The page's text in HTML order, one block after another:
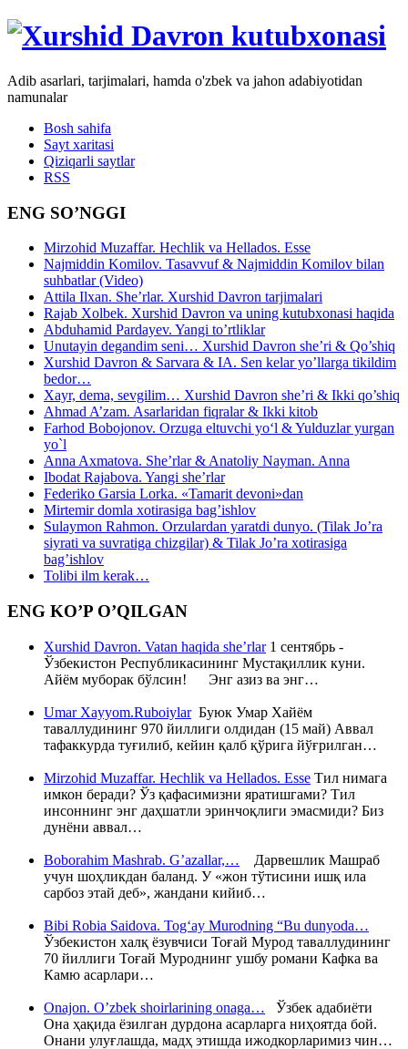
Adib asarlari, tarjimalari, hamda o'zbek va jahon adabiyotidan
namunalar
Bosh sahifa
Sayt xaritasi
Qiziqarli saytlar
RSS
ENG SO’NGGI
Mirzohid Muzaffar. Hechlik va Hellados. Esse
Najmiddin Komilov. Tasavvuf & Najmiddin Komilov bilan
suhbatlar (Video)
Attila Ilxan. She’rlar. Xurshid Davron tarjimalari
Rajab Xolbek. Xurshid Davron va uning kutubxonasi haqida
Abduhamid Pardayev. Yangi to’rtliklar
Unutayin degandim seni… Xurshid Davron she’ri & Qo’shiq
Xurshid Davron & Sarvara & IA. Sen kelar yo’llarga tikildim
bedor…
Xayr, dema, sevgilim… Xurshid Davron she’ri & Ikki qo’shiq
Ahmad A’zam. Asarlaridan fiqralar & Ikki kitob
Farhod Bobojonov. Orzuga eltuvchi yo‘l & Yulduzlar yurgan
yo`l
Anna Axmatova. She’rlar & Anatoliy Nayman. Anna
Ibodat Rajabova. Yangi she’rlar
Federiko Garsia Lorka. «Tamarit devoni»dan
Mirtemir domla xotirasiga bag’ishlov
Sulaymon Rahmon. Orzulardan yaratdi dunyo. (Tilak Jo’ra
siyrati va suvratiga chizgilar) & Tilak Jo’ra xotirasiga
bag’ishlov
Tolibi ilm kerak…
ENG KO’P O’QILGAN
Xurshid Davron. Vatan haqida she’rlar1 сентябрь -
Ўзбекистон Республикасининг Мустақиллик куни.
Айём муборак бўлсин! Энг азиз ва энг…
Umar Xayyom.RuboiylarБуюк Умар Хайём
таваллудининг 970 йиллиги олдидан (15 май) Аввал
тафаккурда туғилиб, кейин қалб қўрига йўғрилган…
Mirzohid Muzaffar. Hechlik va Hellados. Esse Тил нимага
имкон беради? Ўз қафасимизни яратишгами? Тил
инсоннинг энг даҳшатли эринчоқлиги эмасмиди? Биз
дунёни аввал…
Boborahim Mashrab. G’azallar,… Дарвешлик Машраб
учун шоҳликдан баланд. У «жон тўтисини ишқ ила
сарбоз этай деб», жандани кийиб…
Bibi Robia Saidova. Tog‘ay Murodning “Bu dunyoda…
Ўзбекистон халқ ёзувчиси Тоғай Мурод таваллудининг
70 йиллиги Тоғай Муроднинг ушбу романи Кафка ва
Камю асарлари…
Onajon. O’zbek shoirlarining onaga… Ўзбек адабиёти
Она ҳақида ёзилган дурдона асарларга ниҳоятда бой.
Онани улуғлашда, мадҳ этишда ижодкорларимиз чин…